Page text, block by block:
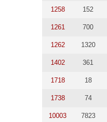
1258 152
1261 700
1262 1320
1402 361
1718 18
1738 74
10003 7823